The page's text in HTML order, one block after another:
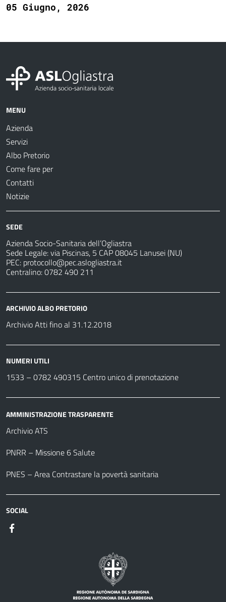
05 Giugno, 2026
MENU
Azienda
Servizi
Albo Pretorio
Come fare per
Contatti
Notizie
SEDE
Azienda Socio-Sanitaria dell’Ogliastra
Sede Legale: via Piscinas, 5 CAP 08045 Lanusei (NU)
PEC: protocollo@pec.aslogliastra.it
Centralino: 0782 490 211
ARCHIVIO ALBO PRETORIO
Archivio Atti fino al 31.12.2018
NUMERI UTILI
1533 – 0782 490315 Centro unico di prenotazione
AMMINISTRAZIONE TRASPARENTE
Archivio ATS
PNRR – Missione 6 Salute
PNES – Area Contrastare la povertà sanitaria
SOCIAL